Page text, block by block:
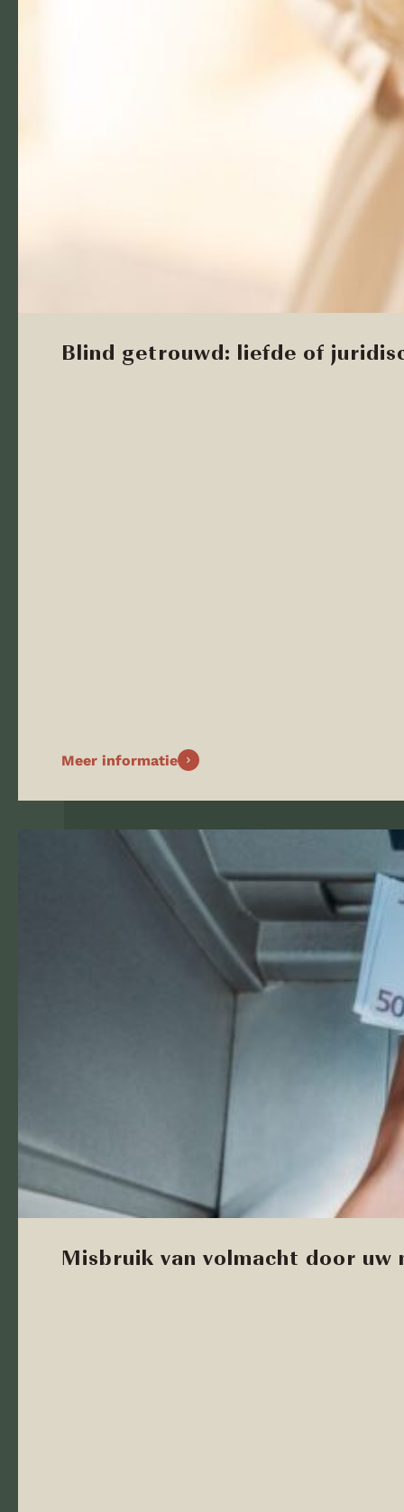
Blind getrouwd: liefde of
Meer informatie
Misbruik van volmacht door uw